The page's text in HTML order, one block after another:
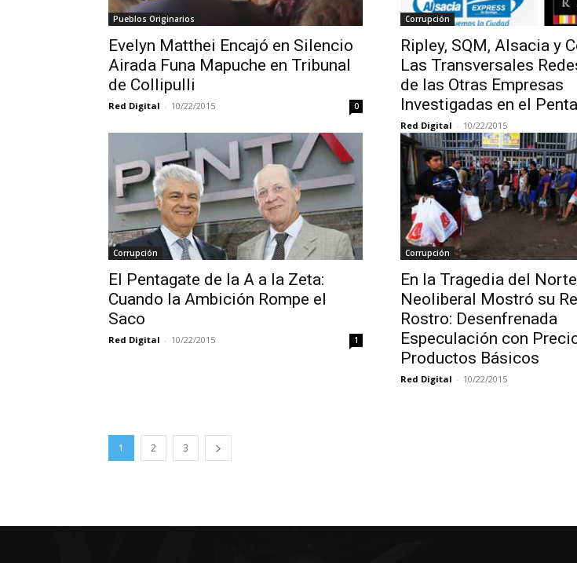
Pueblos Originarios
Evelyn Matthei Encajó en Silencio
Airada Funa Mapuche en Tribunal
de Collipulli
Red Digital - 10/22/2015 0
Corrupción
Ripley, SQM, Alsacia y
Las Transversales
de las Otras Empresas
Investigadas en el
Red Digital - 10/22/2015
Corrupción
El Pentagate de la A a la Zeta:
Cuando la Ambición Rompe el
Saco
Red Digital - 10/22/2015 1
Corrupción
En la Tragedia del
Neoliberal Mostró su
Rostro: Desenfrenada
Especulación con
Productos Básicos
Red Digital - 10/22/2015
1 2 3